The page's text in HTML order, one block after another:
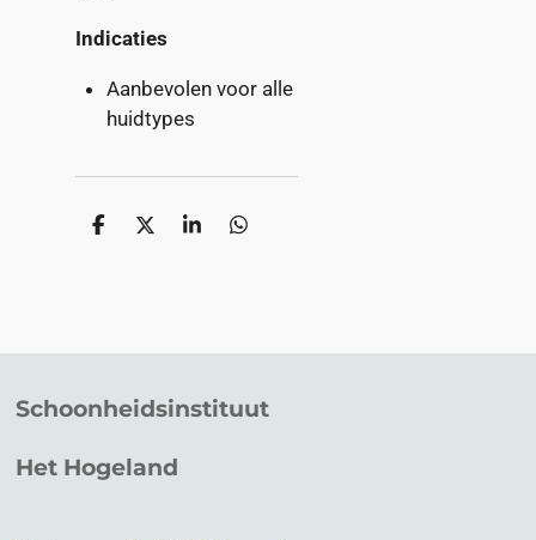
Indicaties
Aanbevolen voor alle
huidtypes
D
D
S
D
Schoonheidsinstituut
Het Hogeland